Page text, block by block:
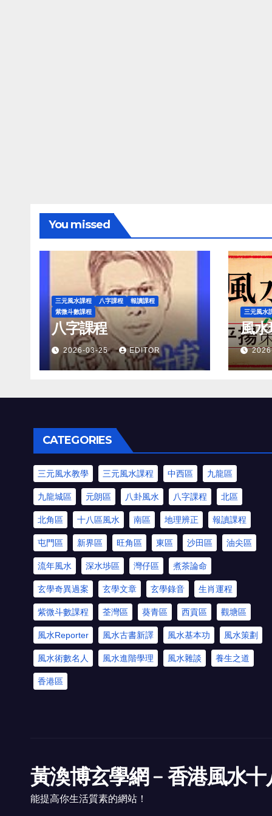
You missed
三元風水課程 八字課程
報讀課程
紫微斗數課程
八字課程
2026-03-25 EDITOR
三元風水
風水
CATEGORIES
三元風水教學 三元風水課程 中西區 九龍區
九龍城區 元朗區 八卦風水 八字課程 北區
北角區 十八區風水 南區 地理辨正 報讀課程
屯門區 新界區 旺角區 東區 沙田區 油尖區
流年風水 深水埗區 灣仔區 煮茶論命
玄學奇異過案 玄學文章 玄學錄音 生肖運程
紫微斗數課程 荃灣區 葵青區 西貢區 觀塘區
風水Reporter 風水古書新譯 風水基本功 風水策劃
風水術數名人 風水進階學理 風水雜談 養生之道
香港區
黃渙博玄學網﹣香港風水十
能提高你生活質素的網站！